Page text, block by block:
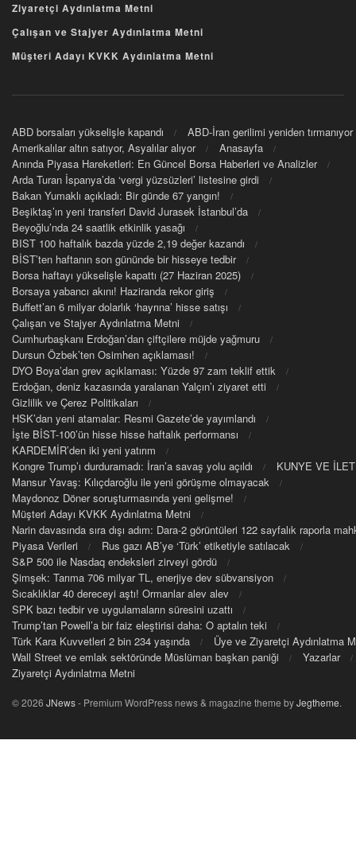
Ziyaretçi Aydınlatma Metni
Çalışan ve Stajyer Aydınlatma Metni
Müşteri Adayı KVKK Aydınlatma Metni
ABD borsaları yükselişle kapandı
ABD-İran gerilimi yeniden tırmanıyor
Amerikalılar altın satıyor, Asyalılar alıyor
Anasayfa
Anında Piyasa Hareketleri: En Güncel Borsa Haberleri ve Analizler
Arda Turan İspanya’da ‘vergi yüzsüzleri’ listesine girdi
Bakan Yumaklı açıkladı: Bir günde 67 yangın!
Beşiktaş’ın yeni transferi David Jurasek İstanbul’da
Beyoğlu’nda 24 saatlik etkinlik yasağı
BIST 100 haftalık bazda yüzde 2,19 değer kazandı
BİST’ten haftanın son gününde bir hisseye tedbir
Borsa haftayı yükselişle kapattı (27 Haziran 2025)
Borsaya yabancı akını! Haziranda rekor giriş
Buffett’an 6 milyar dolarlık ‘hayrına’ hisse satışı
Çalışan ve Stajyer Aydınlatma Metni
Cumhurbaşkanı Erdoğan’dan çiftçilere müjde yağmuru
Dursun Özbek’ten Osimhen açıklaması!
DYO Boya’dan grev açıklaması: Yüzde 97 zam teklif ettik
Erdoğan, deniz kazasında yaralanan Yalçın’ı ziyaret etti
Gizlilik ve Çerez Politikaları
HSK’dan yeni atamalar: Resmi Gazete’de yayımlandı
İşte BİST-100’ün hisse hisse haftalık performansı
KARDEMİR’den iki yeni yatırım
Kongre Trump’ı durduramadı: İran’a savaş yolu açıldı
KUNYE VE
Mansur Yavaş: Kılıçdaroğlu ile yeni görüşme olmayacak
Maydonoz Döner soruşturmasında yeni gelişme!
Müşteri Adayı KVKK Aydınlatma Metni
Narin davasında sıra dışı adım: Dara-2 görüntüleri 122 sayfalık raporla
Piyasa Verileri
Rus gazı AB’ye ‘Türk’ etiketiyle satılacak
S&P 500 ile Nasdaq endeksleri zirveyi gördü
Şimşek: Tarıma 706 milyar TL, enerjiye dev sübvansiyon
Sıcaklıklar 40 dereceyi aştı! Ormanlar alev alev
SPK bazı tedbir ve uygulamaların süresini uzattı
Trump’tan Powell’a bir faiz eleştirisi daha: O aptalın teki
Türk Kara Kuvvetleri 2 bin 234 yaşında
Üye ve Ziyaretçi Aydınlatma
Wall Street ve emlak sektöründe Müslüman başkan paniği
Yazarlar
Ziyaretçi Aydınlatma Metni
© 2026 JNews- Premium WordPress news & magazine theme byJegtheme.